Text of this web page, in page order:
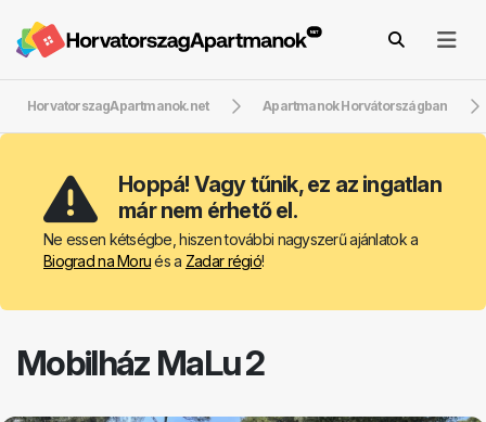
HorvatorszagApartmanok.net Apartmanok Horvátországban
Hoppá! Vagy tűnik, ez az ingatlan
már nem érhető el.
Ne essen kétségbe, hiszen további nagyszerű ajánlatok a
Biograd na Morués a Zadar régió!
Mobilház MaLu 2